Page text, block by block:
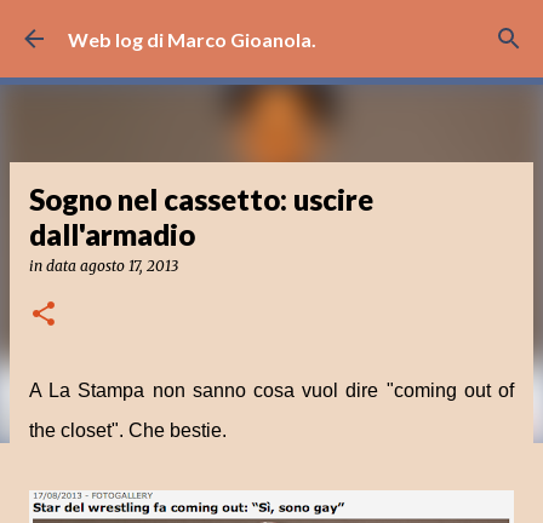
Passa ai contenuti principali
Web log di Marco Gioanola.
Sogno nel cassetto: uscire
dall'armadio
in data agosto 17, 2013
A La Stampa non sanno cosa vuol dire "coming out of
the closet". Che bestie.